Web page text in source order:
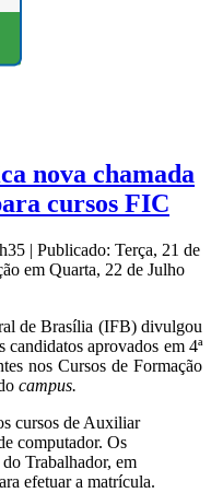
nova chamada
cursos FIC
| Publicado: Terça, 21 de
em Quarta, 22 de Julho
de Brasília (IFB) divulgou
aprovados em 4ª
nos Cursos de Formação
campus.
cursos de Auxiliar
computador. Os
Trabalhador, em
efetuar a matrícula.